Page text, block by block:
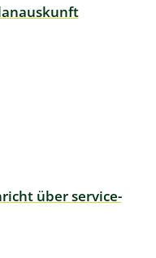
über service-